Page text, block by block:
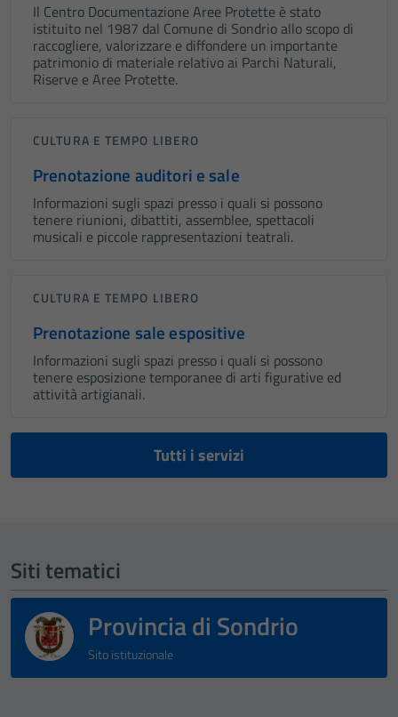
Il Centro Documentazione Aree Protette è stato
istituito nel 1987 dal Comune di Sondrio allo scopo di
raccogliere, valorizzare e diffondere un importante
patrimonio di materiale relativo ai Parchi Naturali,
Riserve e Aree Protette.
CULTURA E TEMPO LIBERO
Prenotazione auditori e sale
Informazioni sugli spazi presso i quali si possono
tenere riunioni, dibattiti, assemblee, spettacoli
musicali e piccole rappresentazioni teatrali.
CULTURA E TEMPO LIBERO
Prenotazione sale espositive
Informazioni sugli spazi presso i quali si possono
tenere esposizione temporanee di arti figurative ed
attività artigianali.
Tutti i servizi
Siti tematici
Provincia di Sondrio
Sito istituzionale